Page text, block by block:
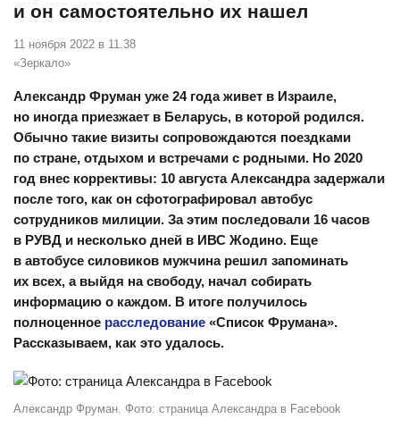
и он самостоятельно их нашел
11 ноября 2022 в 11.38
«Зеркало»
Александр Фруман уже 24 года живет в Израиле,
но иногда приезжает в Беларусь, в которой родился.
Обычно такие визиты сопровождаются поездками
по стране, отдыхом и встречами с родными. Но 2020
год внес коррективы: 10 августа Александра задержали
после того, как он сфотографировал автобус
сотрудников милиции. За этим последовали 16 часов
в РУВД и несколько дней в ИВС Жодино. Еще
в автобусе силовиков мужчина решил запоминать
их всех, а выйдя на свободу, начал собирать
информацию о каждом. В итоге получилось
полноценное расследование «Список Фрумана».
Рассказываем, как это удалось.
Александр Фруман. Фото: страница Александра в Facebook